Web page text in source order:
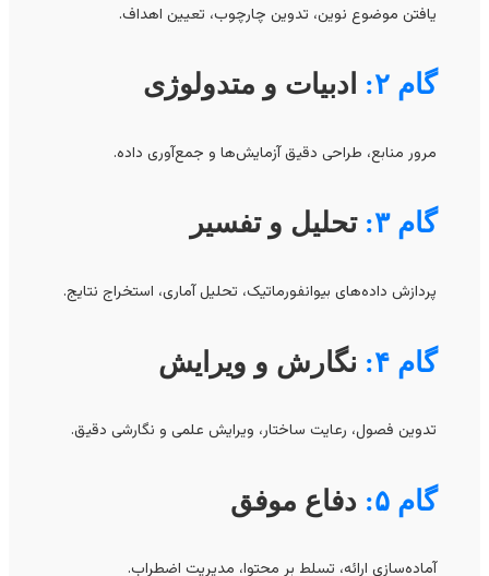
یافتن موضوع نوین، تدوین چارچوب، تعیین اهداف.
گام ۲: ادبیات و متدولوژی
مرور منابع، طراحی دقیق آزمایش‌ها و جمع‌آوری داده.
گام ۳: تحلیل و تفسیر
پردازش داده‌های بیوانفورماتیک، تحلیل آماری، استخراج نتایج.
گام ۴: نگارش و ویرایش
تدوین فصول، رعایت ساختار، ویرایش علمی و نگارشی دقیق.
گام ۵: دفاع موفق
آماده‌سازی ارائه، تسلط بر محتوا، مدیریت اضطراب.